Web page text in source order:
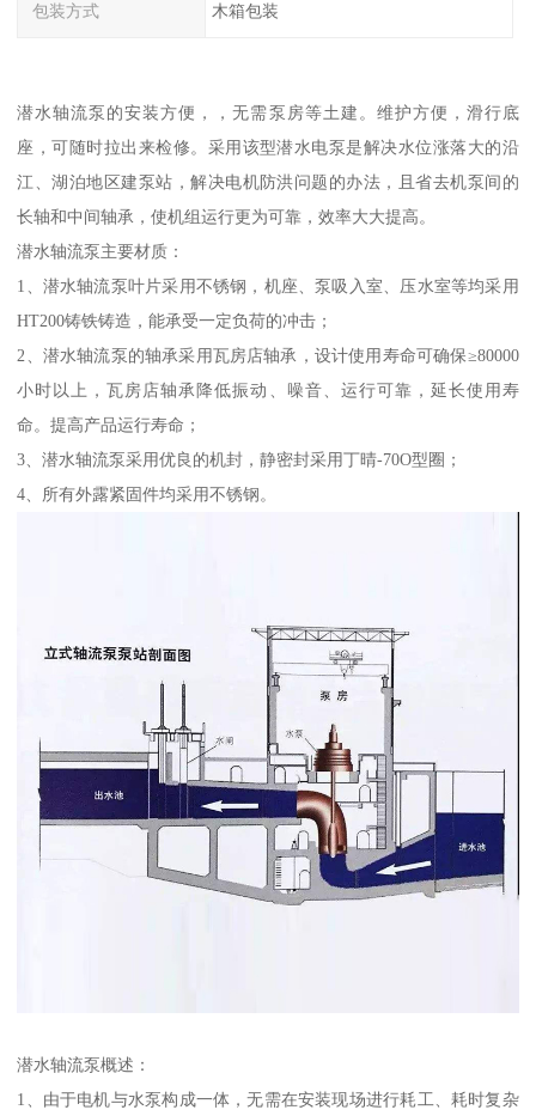
包装方式 木箱包装
潜水轴流泵的安装方便，，无需泵房等土建。维护方便，滑行底
座，可随时拉出来检修。采用该型潜水电泵是解决水位涨落大的沿
江、湖泊地区建泵站，解决电机防洪问题的办法，且省去机泵间的
长轴和中间轴承，使机组运行更为可靠，效率大大提高。
潜水轴流泵主要材质：
1、潜水轴流泵叶片采用不锈钢，机座、泵吸入室、压水室等均采用
HT200铸铁铸造，能承受一定负荷的冲击；
2、潜水轴流泵的轴承采用瓦房店轴承，设计使用寿命可确保≥80000
小时以上，瓦房店轴承降低振动、噪音、运行可靠，延长使用寿
命。提高产品运行寿命；
3、潜水轴流泵采用优良的机封，静密封采用丁晴-70O型圈；
4、所有外露紧固件均采用不锈钢。
潜水轴流泵概述：
1、由于电机与水泵构成一体，无需在安装现场进行耗工、耗时复杂